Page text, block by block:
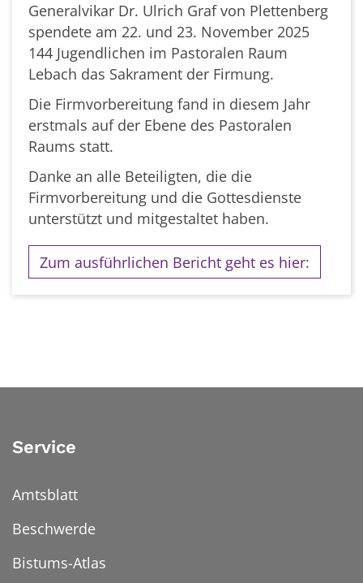
Generalvikar Dr. Ulrich Graf von Plettenberg
spendete am 22. und 23. November 2025
144 Jugendlichen im Pastoralen Raum
Lebach das Sakrament der Firmung.
Die Firmvorbereitung fand in diesem Jahr
erstmals auf der Ebene des Pastoralen
Raums statt.
Danke an alle Beteiligten, die die
Firmvorbereitung und die Gottesdienste
unterstützt und mitgestaltet haben.
Zum ausführlichen Bericht geht es hier:
Service
Amtsblatt
Beschwerde
Bistums-Atlas